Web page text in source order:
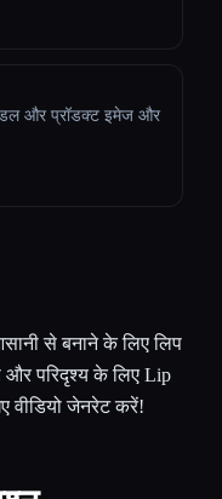
और प्रॉडक्ट इमेज और
से बनाने के लिए लिप
और परिदृश्य के लिए Lip
वीडियो जेनरेट करें!